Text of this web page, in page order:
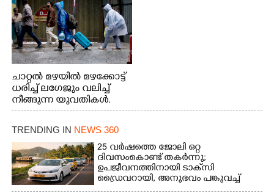
ചാറ്റൽ മഴയിൽ മഴക്കോട്ട്
ധരിച്ച് ലഗേജും വലിച്ച്
നീങ്ങുന്ന യുവതികൾ.
എറണാകുളം മേനകയിൽ
നിന്നുള്ള കാഴ്ച
TRENDING IN NEWS 360
25 വർഷത്തെ ജോലി ഒറ്റ
ദിവസംകൊണ്ട് തകർന്നു;
ഉപജീവനത്തിനായി ടാക്‌സി
ഡ്രൈവറായി,​ അനുഭവം പങ്കുവച്ച്
യുവതി